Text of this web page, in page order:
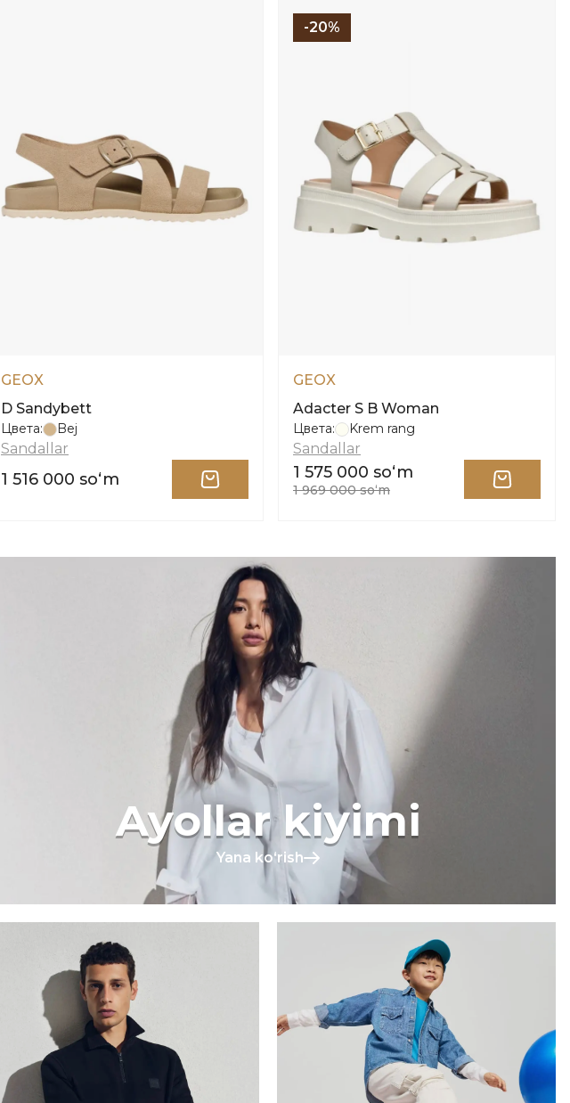
GEOX
D Sandybett
Цвета: Bej
Sandallar
1 516 000 soʻm
-20%
GEOX
Adacter S B Woman
Цвета: Krem rang
Sandallar
1 575 000 soʻm
1 969 000 soʻm
Ayollar kiyimi
Yana koʻrish